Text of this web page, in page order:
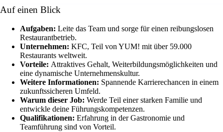
Auf einen Blick
Aufgaben: Leite das Team und sorge für einen reibungslosen
Restaurantbetrieb.
Unternehmen: KFC, Teil von YUM! mit über 59.000
Restaurants weltweit.
Vorteile: Attraktives Gehalt, Weiterbildungsmöglichkeiten und
eine dynamische Unternehmenskultur.
Weitere Informationen: Spannende Karrierechancen in einem
zukunftssicheren Umfeld.
Warum dieser Job: Werde Teil einer starken Familie und
entwickle deine Führungskompetenzen.
Qualifikationen: Erfahrung in der Gastronomie und
Teamführung sind von Vorteil.